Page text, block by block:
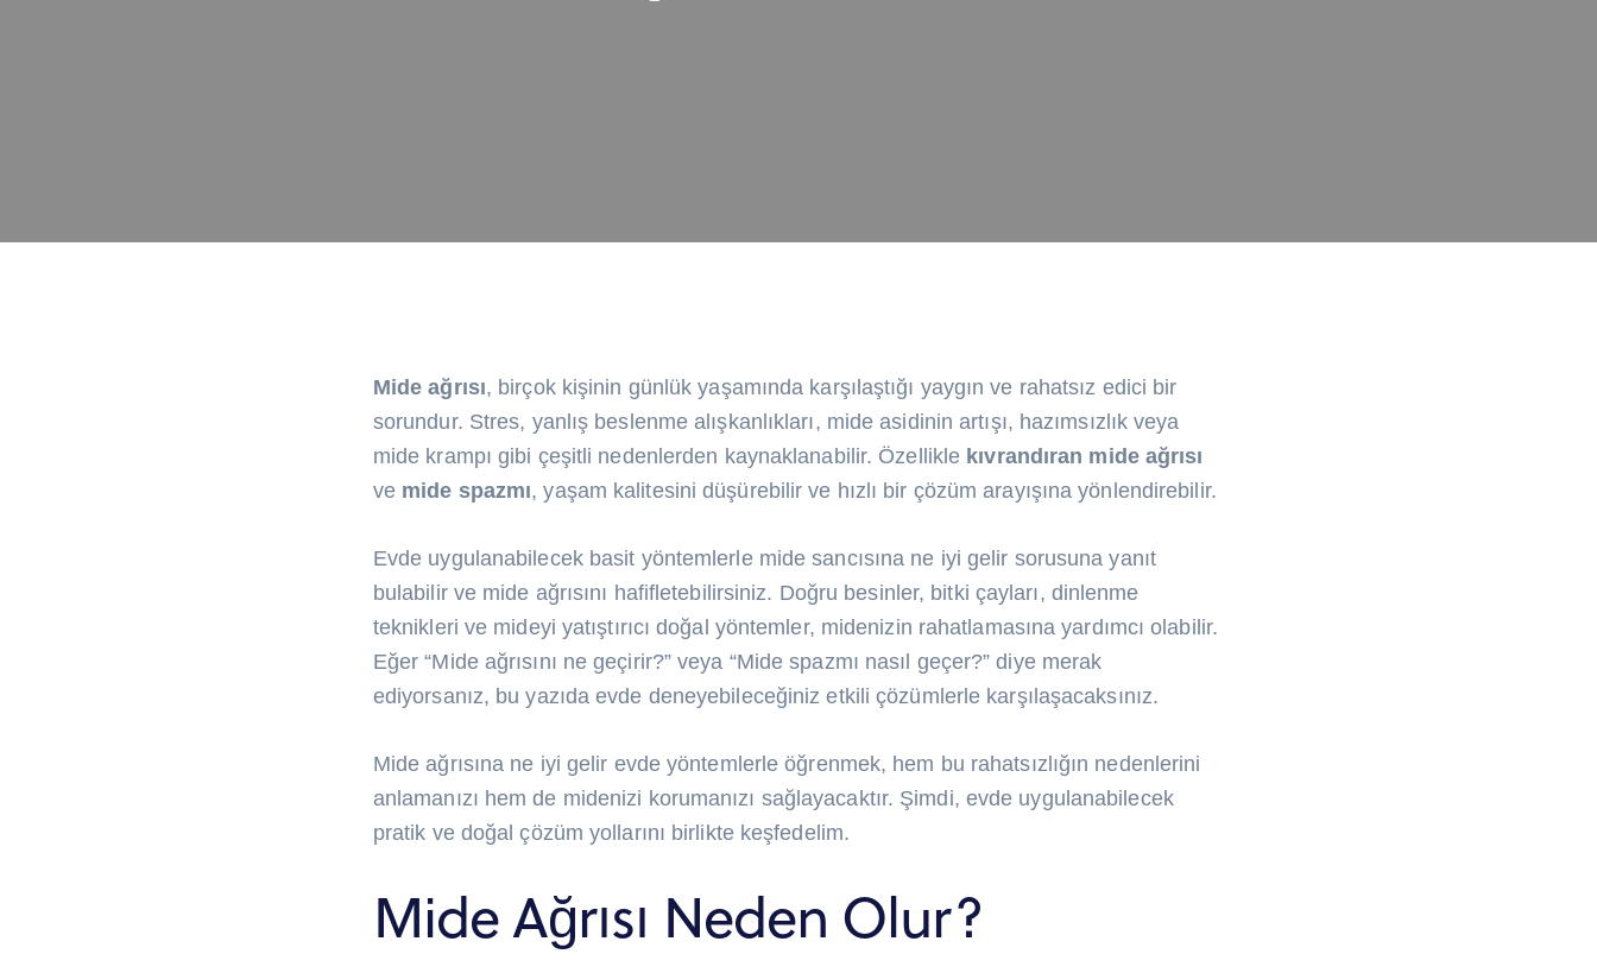
Mide ağrısı, birçok kişinin günlük yaşamında karşılaştığı yaygın ve rahatsız edici bir
sorundur. Stres, yanlış beslenme alışkanlıkları, mide asidinin artışı, hazımsızlık veya
mide krampı gibi çeşitli nedenlerden kaynaklanabilir. Özellikle kıvrandıran mide ağrısı
ve mide spazmı, yaşam kalitesini düşürebilir ve hızlı bir çözüm arayışına yönlendirebilir.
Evde uygulanabilecek basit yöntemlerle mide sancısına ne iyi gelir sorusuna yanıt
bulabilir ve mide ağrısını hafifletebilirsiniz. Doğru besinler, bitki çayları, dinlenme
teknikleri ve mideyi yatıştırıcı doğal yöntemler, midenizin rahatlamasına yardımcı olabilir.
Eğer “Mide ağrısını ne geçirir?” veya “Mide spazmı nasıl geçer?” diye merak
ediyorsanız, bu yazıda evde deneyebileceğiniz etkili çözümlerle karşılaşacaksınız.
Mide ağrısına ne iyi gelir evde yöntemlerle öğrenmek, hem bu rahatsızlığın nedenlerini
anlamanızı hem de midenizi korumanızı sağlayacaktır. Şimdi, evde uygulanabilecek
pratik ve doğal çözüm yollarını birlikte keşfedelim.
Mide Ağrısı Neden Olur?